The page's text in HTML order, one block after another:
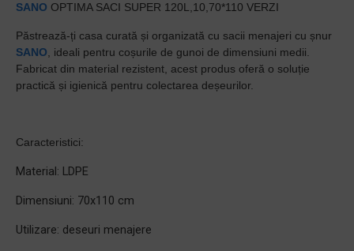
SANO OPTIMA SACI SUPER 120L,10,70*110 VERZI
Păstrează-ți casa curată și organizată cu sacii menajeri cu șnur
SANO , ideali pentru coșurile de gunoi de dimensiuni medii.
Fabricat din material rezistent, acest produs oferă o soluție
practică și igienică pentru colectarea deșeurilor.
Caracteristici:
Material: LDPE
Dimensiuni: 70x110 cm
Utilizare: deseuri menajere